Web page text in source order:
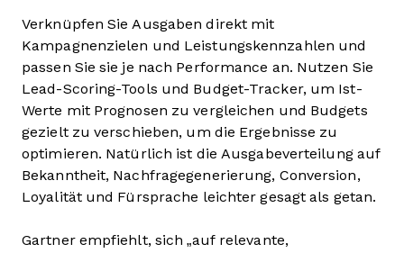
Verknüpfen Sie Ausgaben direkt mit
Kampagnenzielen und Leistungskennzahlen und
passen Sie sie je nach Performance an. Nutzen Sie
Lead-Scoring-Tools und Budget-Tracker, um Ist-
Werte mit Prognosen zu vergleichen und Budgets
gezielt zu verschieben, um die Ergebnisse zu
optimieren. Natürlich ist die Ausgabeverteilung auf
Bekanntheit, Nachfragegenerierung, Conversion,
Loyalität und Fürsprache leichter gesagt als getan.
Gartner empfiehlt, sich „auf relevante,